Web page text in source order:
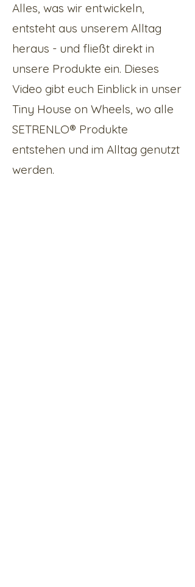
Alles, was wir entwickeln,
entsteht aus unserem Alltag
heraus - und fließt direkt in
unsere Produkte ein. Dieses
Video gibt euch Einblick in unser
Tiny House on Wheels, wo alle
SETRENLO® Produkte
entstehen und im Alltag genutzt
werden.